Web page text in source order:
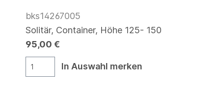
bks14267005
Solitär, Container, Höhe 125- 150
95,00 €
In Auswahl merken